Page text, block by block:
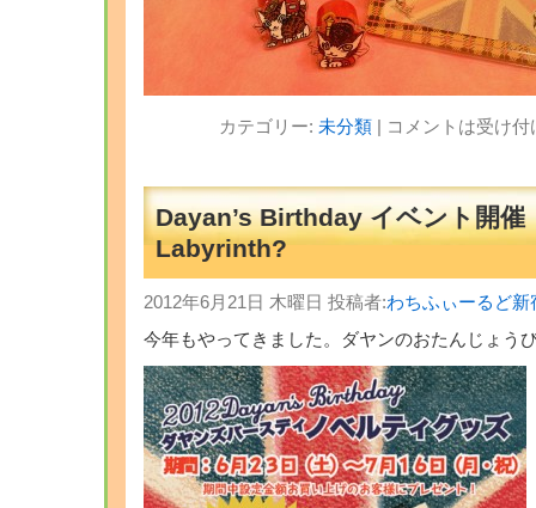
カテゴリー: 未分類| コメントは受け
Dayan’s Birthday イベント開
Labyrinth?
2012年6月21日 木曜日 投稿者:わちふぃーるど
今年もやってきました。ダヤンのおたんじょう